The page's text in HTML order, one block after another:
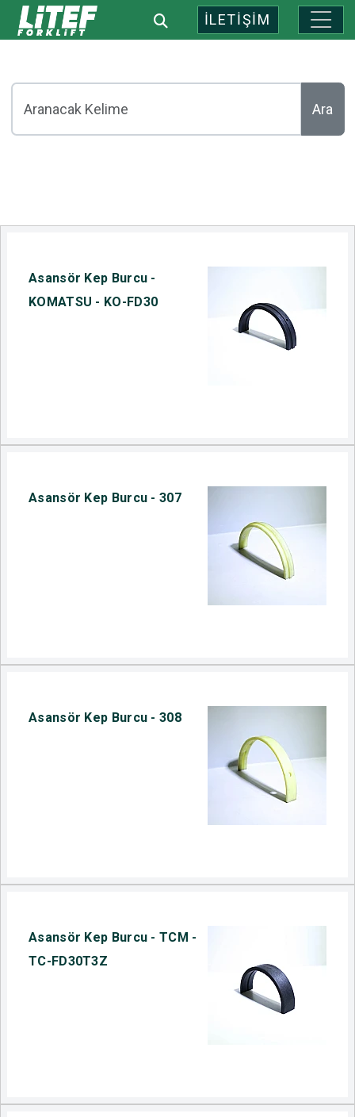
İLETİŞİM
Ara
Asansör Kep Burcu -
KOMATSU - KO-FD30
Asansör Kep Burcu - 307
Asansör Kep Burcu - 308
Asansör Kep Burcu - TCM -
TC-FD30T3Z